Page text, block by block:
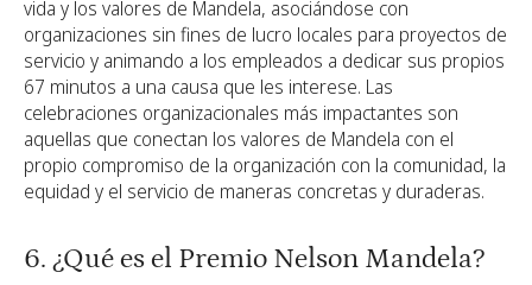
vida y los valores de Mandela, asociándose con
organizaciones sin fines de lucro locales para proyectos de
servicio y animando a los empleados a dedicar sus propios
67 minutos a una causa que les interese. Las
celebraciones organizacionales más impactantes son
aquellas que conectan los valores de Mandela con el
propio compromiso de la organización con la comunidad, la
equidad y el servicio de maneras concretas y duraderas.
6. ¿Qué es el Premio Nelson Mandela?